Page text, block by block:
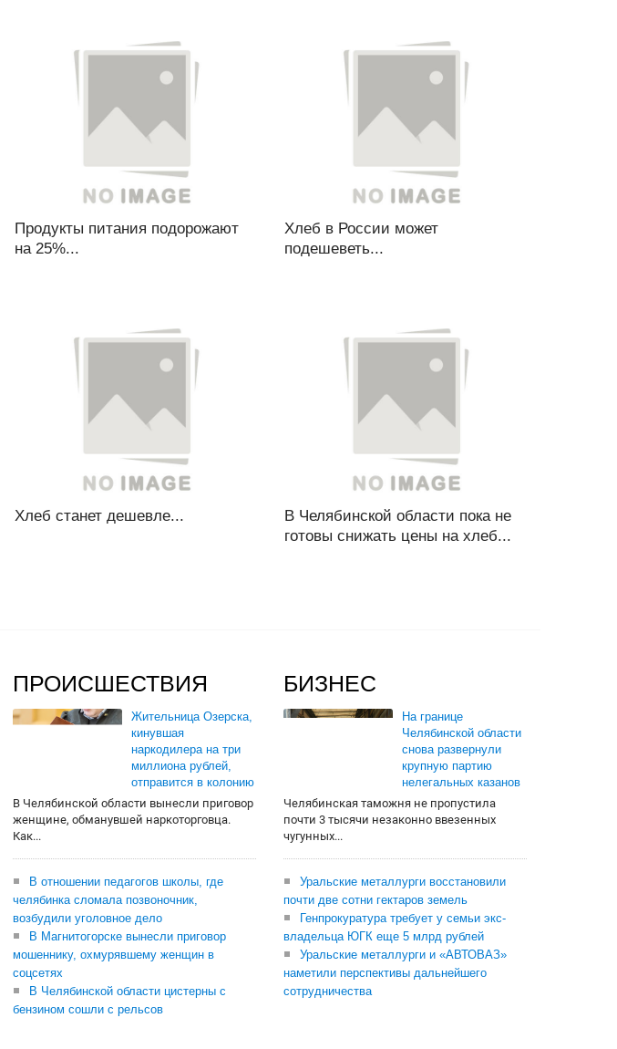
Продукты питания подорожают
на 25%...
Хлеб в России может
подешеветь...
Хлеб станет дешевле...
В Челябинской области пока не
готовы снижать цены на хлеб...
ПРОИСШЕСТВИЯ
Жительница Озерска,
кинувшая
наркодилера на три
миллиона рублей,
отправится в колонию
В Челябинской области вынесли приговор
женщине, обманувшей наркоторговца.
Как...
В отношении педагогов школы, где
челябинка сломала позвоночник,
возбудили уголовное дело
В Магнитогорске вынесли приговор
мошеннику, охмурявшему женщин в
соцсетях
В Челябинской области цистерны с
бензином сошли с рельсов
БИЗНЕС
На границе
Челябинской области
снова развернули
крупную партию
нелегальных казанов
Челябинская таможня не пропустила
почти 3 тысячи незаконно ввезенных
чугунных...
Уральские металлурги восстановили
почти две сотни гектаров земель
Генпрокуратура требует у семьи экс-
владельца ЮГК еще 5 млрд рублей
Уральские металлурги и «АВТОВАЗ»
наметили перспективы дальнейшего
сотрудничества